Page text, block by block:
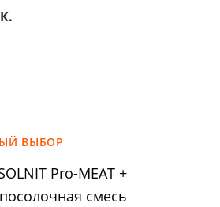
ВЫБОР
Pro-MEAT +
смесь